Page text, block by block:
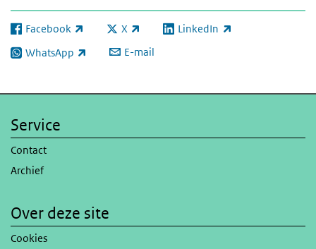
Facebook
(externe link) X
(externe link) LinkedIn
(externe link)
WhatsApp
(externe link) E-mail
Service
Contact
Archief
Over deze site
Cookies